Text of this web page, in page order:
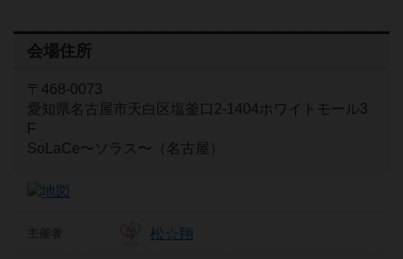
会場住所
〒468-0073
愛知県名古屋市天白区塩釜口2-1404ホワイトモール3
F
SoLaCe〜ソラス〜（名古屋）
松☆翔